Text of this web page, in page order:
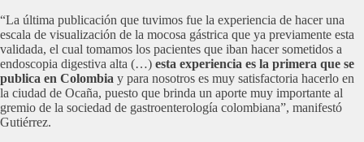
“La última publicación que tuvimos fue la experiencia de hacer una
escala de visualización de la mocosa gástrica que ya previamente esta
validada, el cual tomamos los pacientes que iban hacer sometidos a
endoscopia digestiva alta (…) esta experiencia es la primera que se
publica en Colombia y para nosotros es muy satisfactoria hacerlo en
la ciudad de Ocaña, puesto que brinda un aporte muy importante al
gremio de la sociedad de gastroenterología colombiana”, manifestó
Gutiérrez.